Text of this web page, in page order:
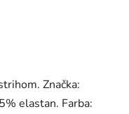
Značka:
elastan. Farba: